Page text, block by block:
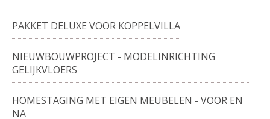
PAKKET DELUXE VOOR KOPPELVILLA
NIEUWBOUWPROJECT - MODELINRICHTING
GELIJKVLOERS
HOMESTAGING MET EIGEN MEUBELEN - VOOR EN
NA